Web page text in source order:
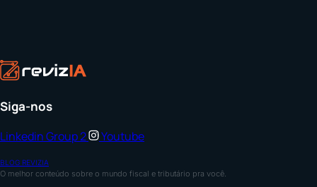
Siga-nos
LinkedinGroup 2 Youtube
BLOG REVIZIA
O melhor conteúdo sobre o mundo fiscal e tributário pra você.